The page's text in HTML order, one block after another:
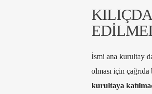
İsmi ana kurultay
olması için
kurultaya